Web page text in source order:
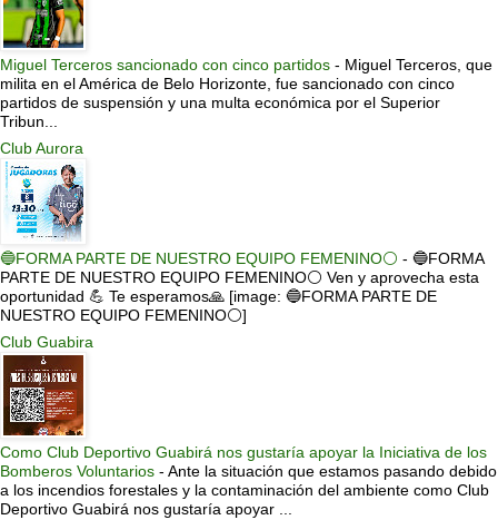
Miguel Terceros sancionado con cinco partidos - Miguel Terceros, que
milita en el América de Belo Horizonte, fue sancionado con cinco
partidos de suspensión y una multa económica por el Superior
Tribun...
Club Aurora
🔵FORMA PARTE DE NUESTRO EQUIPO FEMENINO⚪ - 🔵FORMA
PARTE DE NUESTRO EQUIPO FEMENINO⚪ Ven y aprovecha esta
oportunidad 💪 Te esperamos🙏 [image: 🔵FORMA PARTE DE
NUESTRO EQUIPO FEMENINO⚪]
Club Guabira
Como Club Deportivo Guabirá nos gustaría apoyar la Iniciativa de los
Bomberos Voluntarios - Ante la situación que estamos pasando debido
a los incendios forestales y la contaminación del ambiente como Club
Deportivo Guabirá nos gustaría apoyar ...